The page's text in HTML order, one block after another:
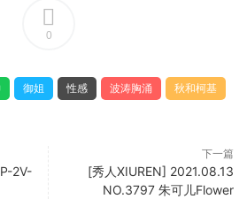
0
御姐 性感 波涛胸涌
秋和柯基
2V-
下一篇
[秀人XIUREN] 2021.08.13
NO.3797 朱可儿Flower